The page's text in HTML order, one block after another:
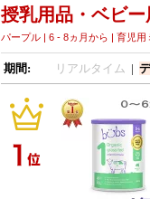
授乳用品・ベビ
パープル | 6 - 8ヵ月から | 育児用
期間: リアルタイム |